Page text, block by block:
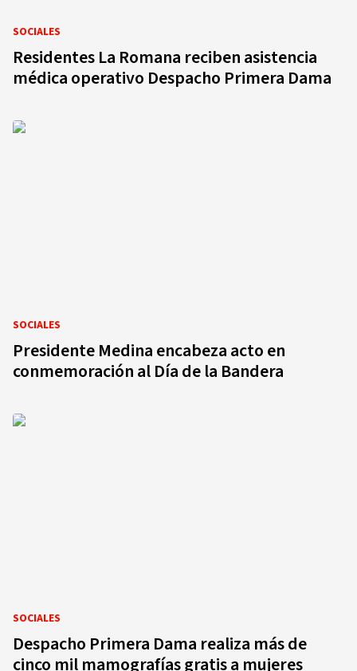
SOCIALES
Residentes La Romana reciben asistencia
médica operativo Despacho Primera Dama
SOCIALES
Presidente Medina encabeza acto en
conmemoración al Día de la Bandera
SOCIALES
Despacho Primera Dama realiza más de
cinco mil mamografías gratis a mujeres